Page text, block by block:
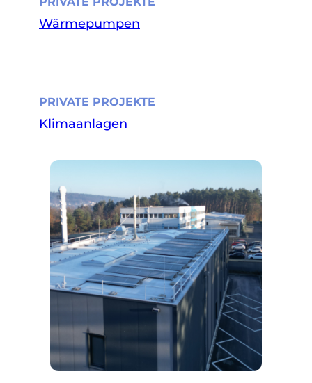
Wärmepumpen
PRIVATE PROJEKTE
Klimaanlagen